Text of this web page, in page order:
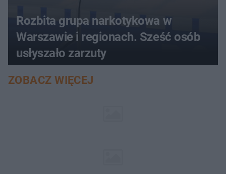
Rozbita grupa narkotykowa w
Warszawie i regionach. Sześć osób
usłyszało zarzuty
ZOBACZ WIĘCEJ